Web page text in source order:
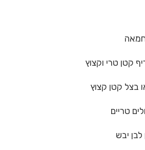
קטן טרי וקצוץ
בצל קטן קצוץ
לבן יבש